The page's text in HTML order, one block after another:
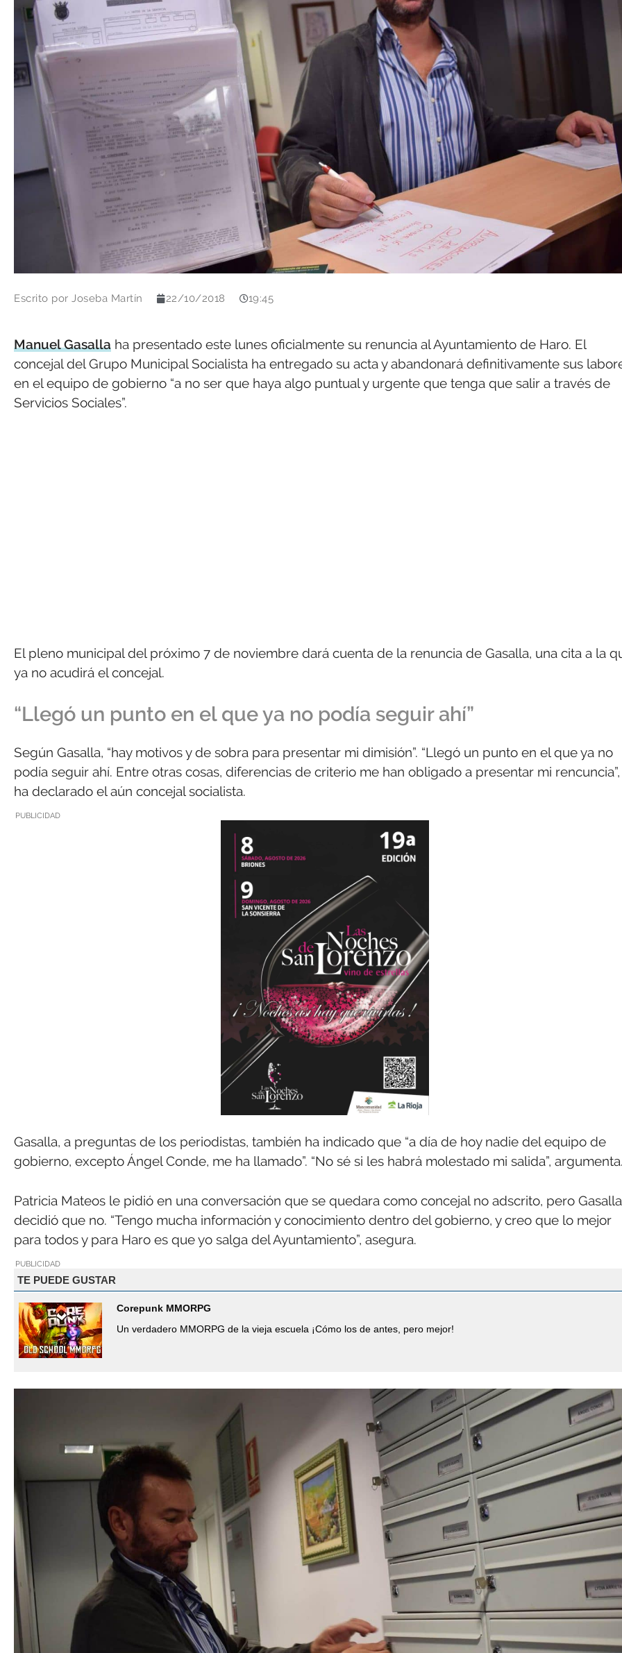
Escrito por Joseba Martín 22/10/2018 19:45
Manuel Gasalla ha presentado este lunes oficialmente su renuncia al Ayuntamiento de Haro. El
concejal del Grupo Municipal Socialista ha entregado su acta y abandonará definitivamente sus
en el equipo de gobierno “a no ser que haya algo puntual y urgente que tenga que salir a través de
Servicios Sociales”.
El pleno municipal del próximo 7 de noviembre dará cuenta de la renuncia de Gasalla, una cita a la
ya no acudirá el concejal.
“Llegó un punto en el que ya no podía seguir ahí”
Según Gasalla, “hay motivos y de sobra para presentar mi dimisión”. “Llegó un punto en el que ya no
podía seguir ahí. Entre otras cosas, diferencias de criterio me han obligado a presentar mi rencuncia”,
ha declarado el aún concejal socialista.
PUBLICIDAD
Gasalla, a preguntas de los periodistas, también ha indicado que “a día de hoy nadie del equipo de
gobierno, excepto Ángel Conde, me ha llamado”. “No sé si les habrá molestado mi salida”,
Patricia Mateos le pidió en una conversación que se quedara como concejal no adscrito, pero Gasalla
decidió que no. “Tengo mucha información y conocimiento dentro del gobierno, y creo que lo mejor
para todos y para Haro es que yo salga del Ayuntamiento”, asegura.
PUBLICIDAD
TE PUEDE GUSTAR
Corepunk MMORPG
Un verdadero MMORPG de la vieja escuela ¡Cómo los de antes, pero mejor!